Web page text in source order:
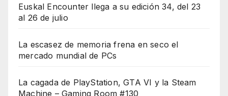
Euskal Encounter llega a su edición 34, del 23
al 26 de julio
La escasez de memoria frena en seco el
mercado mundial de PCs
La cagada de PlayStation, GTA VI y la Steam
Machine – Gaming Room #130